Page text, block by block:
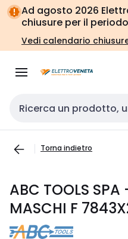
Vai alla
navigazione
Vai
alla
pagina
Ad agosto 2026
chiusure per il
Vedi calendario
Cerca input
Torna indietro
ABC TOOLS
MASCHI F